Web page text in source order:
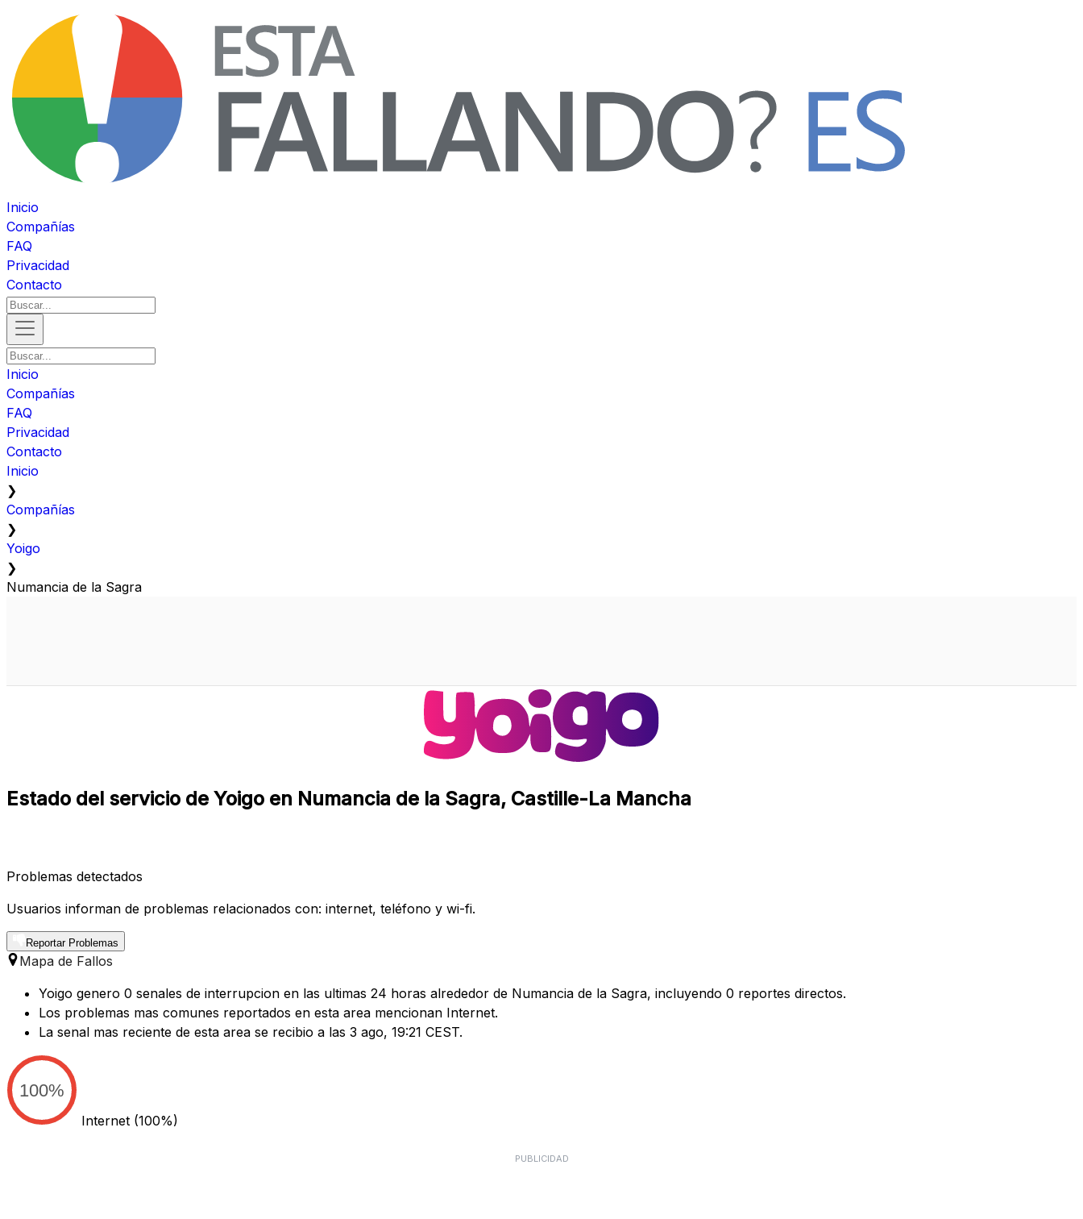
Inicio
Compañías
FAQ
Privacidad
Contacto
Inicio
Compañías
FAQ
Privacidad
Contacto
Inicio
❯
Compañías
❯
Yoigo
❯
Numancia de la Sagra
Estado del servicio de Yoigo en Numancia de la Sagra, Castille-La Mancha
Problemas detectados
Usuarios informan de problemas relacionados con: internet, teléfono y wi-fi.
Reportar Problemas
Mapa de Fallos
Yoigo genero 0 senales de interrupcion en las ultimas 24 horas alrededor de Numancia de la Sagra, incluyendo 0 reportes directos.
Los problemas mas comunes reportados en esta area mencionan Internet.
La senal mas reciente de esta area se recibio a las 3 ago, 19:21 CEST.
100%
Internet (100%)
PUBLICIDAD